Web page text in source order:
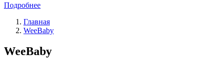
Подробнее
Главная
WeeBaby
WeeBaby